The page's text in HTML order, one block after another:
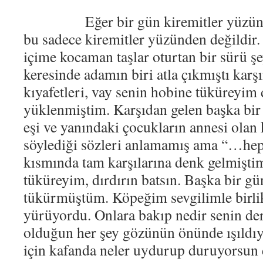
Eğer bir gün kiremitler
bu sadece kiremitler yüzünden
içime kocaman taşlar oturtan bir sürü
keresinde adamın biri atla çıkmıştı
kıyafetleri, vay senin hobine tüküreyim
yüklenmiştim. Karşıdan gelen başka
eşi ve yanındaki çocukların annesi
söylediği sözleri anlamamış ama
kısmında tam karşılarına denk
tüküreyim, dırdırın batsın. Başka bir
tükürmüştüm. Köpeğim sevgilimle
yürüyordu. Onlara bakıp nedir senin
olduğun her şey gözünün önünde
için kafanda neler uydurup duruyorsun